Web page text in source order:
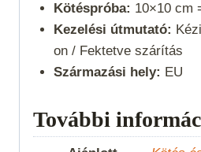
Kötéspróba: 10×10 cm
Kezelési útmutató:
on / Fektetve szárítás
Származási hely: EU
További